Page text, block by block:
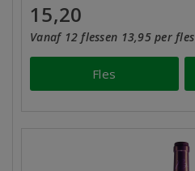
15,20
Vanaf 12 flessen 13,95 per fles
Fles